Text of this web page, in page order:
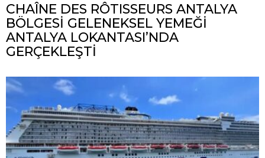
CHAÎNE DES RÔTISSEURS ANTALYA
BÖLGESİ GELENEKSEL YEMEĞİ
ANTALYA LOKANTASI’NDA
GERÇEKLEŞTİ